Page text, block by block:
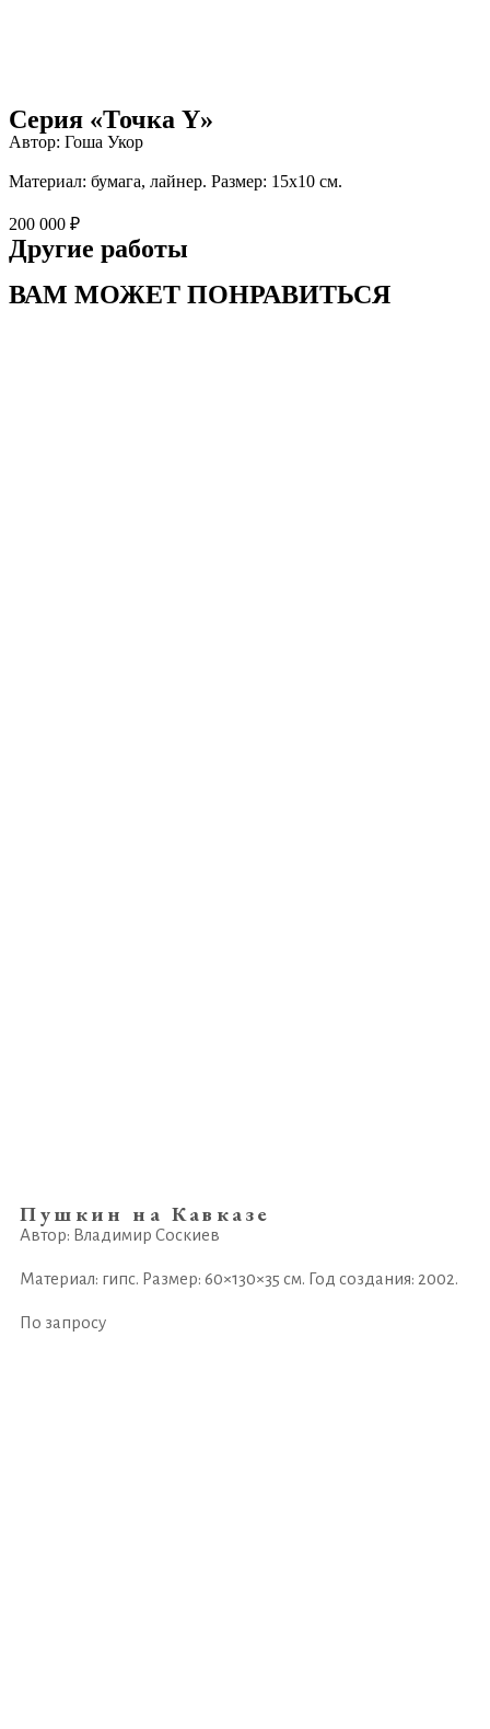
Серия «Точка Y»
Автор: Гоша Укор
Материал: бумага, лайнер. Размер: 15х10 см.
200 000 ₽
Другие работы
ВАМ МОЖЕТ ПОНРАВИТЬСЯ
Пушкин на Кавказе
Автор: Владимир Соскиев
Материал: гипс. Размер: 60×130×35 см. Год создания: 2002.
По запросу